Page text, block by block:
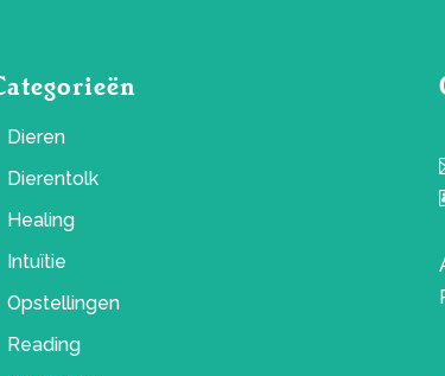
Dieren
Dierentolk
Healing
Intuïtie
Opstellingen
Reading